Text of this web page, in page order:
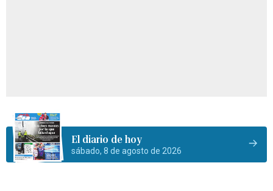
El diario de hoy
sábado, 8 de agosto de 2026